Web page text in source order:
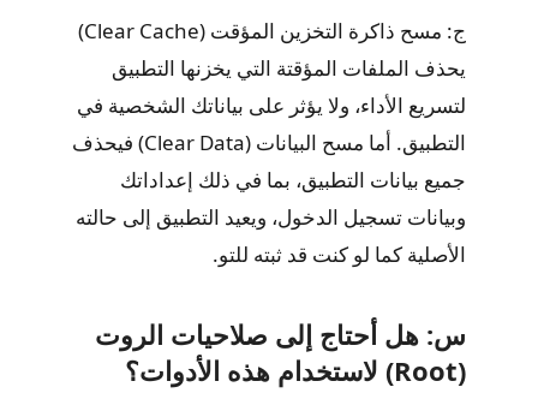
ج: مسح ذاكرة التخزين المؤقت (Clear Cache)
يحذف الملفات المؤقتة التي يخزنها التطبيق
لتسريع الأداء، ولا يؤثر على بياناتك الشخصية في
التطبيق. أما مسح البيانات (Clear Data) فيحذف
جميع بيانات التطبيق، بما في ذلك إعداداتك
وبيانات تسجيل الدخول، ويعيد التطبيق إلى حالته
الأصلية كما لو كنت قد ثبته للتو.
س: هل أحتاج إلى صلاحيات الروت
(Root) لاستخدام هذه الأدوات؟